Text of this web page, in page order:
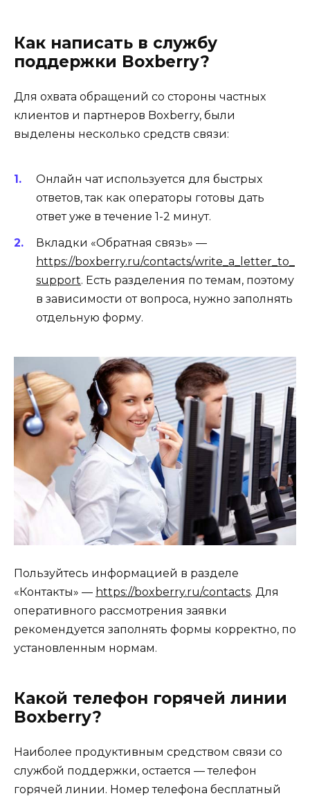
Как написать в службу
поддержки Boxberry?
Для охвата обращений со стороны частных
клиентов и партнеров Boxberry, были
выделены несколько средств связи:
Онлайн чат используется для быстрых
ответов, так как операторы готовы дать
ответ уже в течение 1-2 минут.
Вкладки «Обратная связь» —
https://boxberry.ru/contacts/write_a_letter_to_
support. Есть разделения по темам, поэтому
в зависимости от вопроса, нужно заполнять
отдельную форму.
Пользуйтесь информацией в разделе
«Контакты» — https://boxberry.ru/contacts. Для
оперативного рассмотрения заявки
рекомендуется заполнять формы корректно, по
установленным нормам.
Какой телефон горячей линии
Boxberry?
Наиболее продуктивным средством связи со
службой поддержки, остается — телефон
горячей линии. Номер телефона бесплатный